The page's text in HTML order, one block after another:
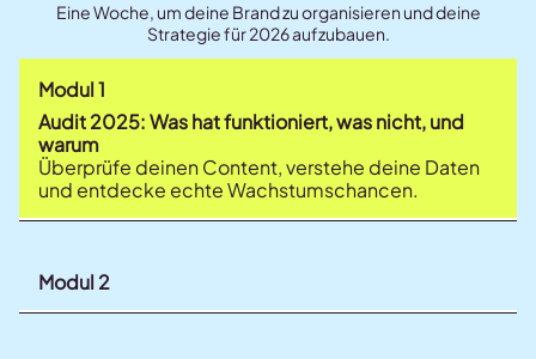
Eine Woche, um deine Brand zu organisieren und deine
Strategie für 2026 aufzubauen.
Modul 1
Audit 2025: Was hat funktioniert, was nicht, und
warum
Überprüfe deinen Content, verstehe deine Daten
und entdecke echte Wachstumschancen.
Modul 2